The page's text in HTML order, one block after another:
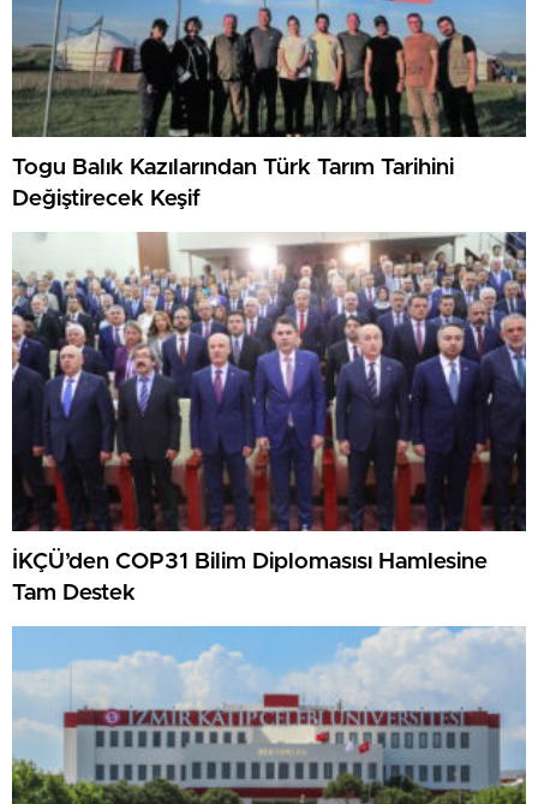
Togu Balık Kazılarından Türk Tarım Tarihini
Değiştirecek Keşif
İKÇÜ’den COP31 Bilim Diplomasısı Hamlesine
Tam Destek